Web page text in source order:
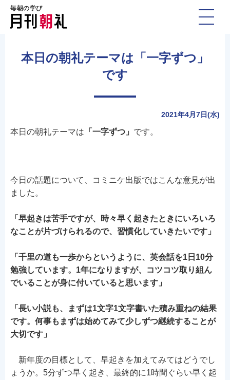
毎朝の学び
本日の朝礼テーマは「一字ずつ」
です
2021年4月7日(水)
本日の朝礼テーマは 「一字ずつ」 です。
今日の話題について、コミニケ出版ではこんな意見が出
ました。
「早起きは苦手ですが、時々早く起きたときにいろいろ
なことが片づけられるので、習慣化していきたいです」
「千里の道も一歩からというように、英会話を1日10分
勉強しています。1年になりますが、コツコツ取り組ん
でいることが身に付いていると思います」
「長い小説も、まずは1文字1文字書いた積み重ねの結果
です。何事もまずは始めてみて少しずつ継続することが
大切です」
新年度の目標として、早起きを加えてみてはどうでし
ょうか。5分ずつ早く起き、最終的に1時間ぐらい早く起